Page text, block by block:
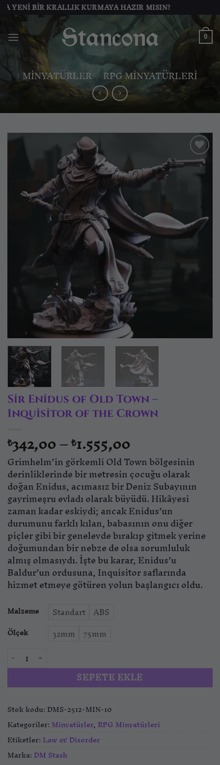
İçeriğe
atla
BIR KRALLIK KURMAYA HAZIR MISIN?
0
MINYATÜRLER / RPG MINYATÜRLERI
Sir Enidus of Old Town –
Inquisitor of the Crown
₺342,00–₺1.555,00Fiyat
aralığı:
₺342,00
-
₺1.555,00
Grimhelm’in görkemli Old Town bölgesinin
derinliklerinde bir metresin çocuğu olarak
doğan Enidus, acımasız bir Deniz Subayının
gayrimeşru evladı olarak büyüdü. Hikâyesi
zaman kadar eskiydi; ancak Enidus’un
durumunu farklı kılan, babasının onu diğer
piçler gibi bir genelevde bırakıp gitmek yerine
doğumundan bir nebze de olsa sorumluluk
almış olmasıydı. İşte bu karar, Enidus’u
Baldur’un ordusuna, Inquisitor saflarında
hizmet etmeye götüren yolun başlangıcı oldu.
Malzeme Standart ABS
Ölçek 32mm 75mm
Sir Enidus of Old Town – Inquisitor of the Crown adet
SEPETE EKLE
Stok kodu:DMS-2512-MIN-10
Kategoriler:Minyatürler,RPG Minyatürleri
Etiketler:Law & Disorder
Marka:DM Stash